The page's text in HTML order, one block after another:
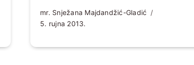
sakramentu pokore
mr. Snježana Majdandžić-Gladić
5. rujna 2013.